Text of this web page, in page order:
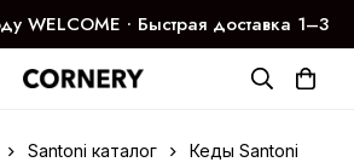
WELCOME ∙ Быстрая доставка 1–3
дня
Santoni каталог Кеды Santoni